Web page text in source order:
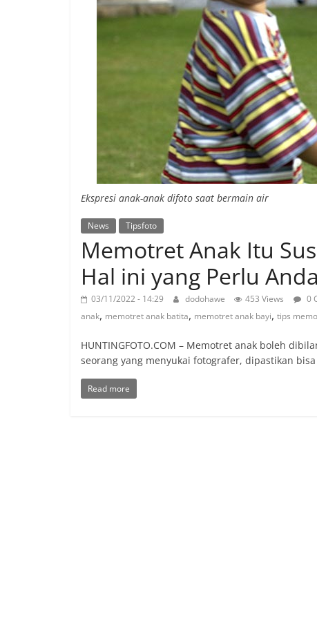
Ekspresi anak-anak difoto saat bermain air
News Tipsfoto
Memotret Anak Itu
Hal ini yang Perlu
03/11/2022 - 14:29 dodohawe 453 Views 0
anak, memotret anak batita, memotret anak bayi, tips
HUNTINGFOTO.COM – Memotret anak boleh
seorang yang menyukai fotografer, dipastikan
Read more